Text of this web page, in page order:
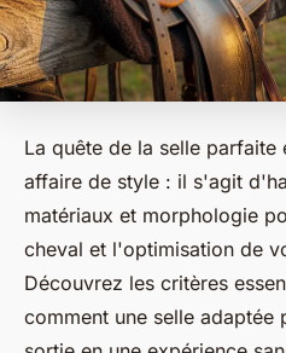
La quête de la selle parfaite
affaire de style : il s'agit
matériaux et morphologie
cheval et l'optimisation de
Découvrez les critères
comment une selle adaptée